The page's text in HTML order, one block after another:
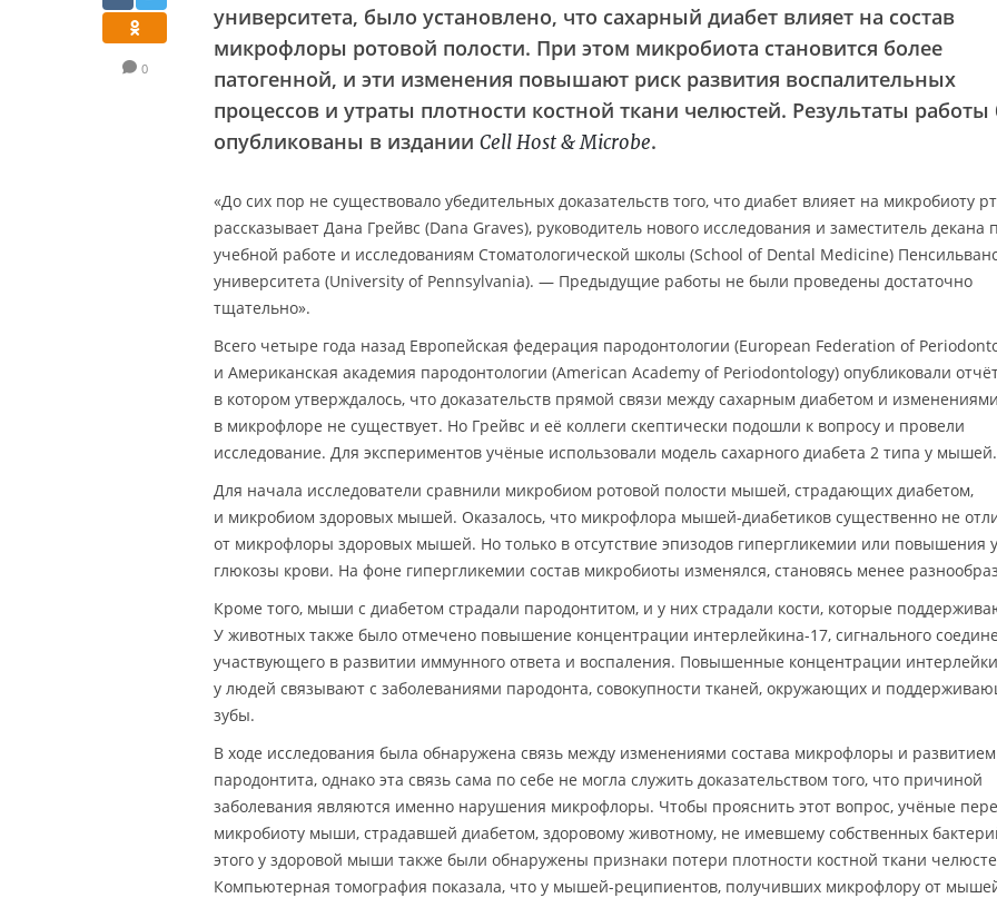
0
университета, было установлено, что сахарный диабет влияет на состав
микрофлоры ротовой полости. При этом микробиота становится более
патогенной, и эти изменения повышают риск развития воспалительных
процессов и утраты плотности костной ткани челюстей. Результаты
опубликованы в издании Cell Host & Microbe.
«До сих пор не существовало убедительных доказательств того, что диабет влияет на микробиоту
рассказывает Дана Грейвс (Dana Graves), руководитель нового исследования и заместитель декана
учебной работе и исследованиям Стоматологической школы (School of Dental Medicine)
университета (University of Pennsylvania). — Предыдущие работы не были проведены достаточно
тщательно».
Всего четыре года назад Европейская федерация пародонтологии (European Federation of
и Американская академия пародонтологии (American Academy of Periodontology) опубликовали
в котором утверждалось, что доказательств прямой связи между сахарным диабетом и изменениями
в микрофлоре не существует. Но Грейвс и её коллеги скептически подошли к вопросу и провели
исследование. Для экспериментов учёные использовали модель сахарного диабета 2 типа у мышей.
Для начала исследователи сравнили микробиом ротовой полости мышей, страдающих диабетом,
и микробиом здоровых мышей. Оказалось, что микрофлора мышей-диабетиков существенно не
от микрофлоры здоровых мышей. Но только в отсутствие эпизодов гипергликемии или повышения
глюкозы крови. На фоне гипергликемии состав микробиоты изменялся, становясь менее
Кроме того, мыши с диабетом страдали пародонтитом, и у них страдали кости, которые
У животных также было отмечено повышение концентрации интерлейкина-17, сигнального
участвующего в развитии иммунного ответа и воспаления. Повышенные концентрации
у людей связывают с заболеваниями пародонта, совокупности тканей, окружающих и
зубы.
В ходе исследования была обнаружена связь между изменениями состава микрофлоры и развитием
пародонтита, однако эта связь сама по себе не могла служить доказательством того, что причиной
заболевания являются именно нарушения микрофлоры. Чтобы прояснить этот вопрос, учёные
микробиоту мыши, страдавшей диабетом, здоровому животному, не имевшему собственных
этого у здоровой мыши также были обнаружены признаки потери плотности костной ткани
Компьютерная томография показала, что у мышей-реципиентов, получивших микрофлору от